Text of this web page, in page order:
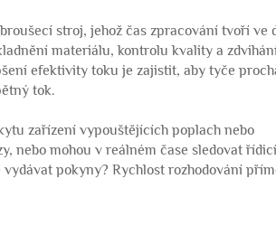
stroj, jehož čas zpracování tvoří ve
materiálu, kontrolu kvality a
efektivity toku je zajistit, aby tyče
tok.
zařízení vypouštějících poplach nebo
nebo mohou v reálném čase sledovat
pokyny? Rychlost rozhodování